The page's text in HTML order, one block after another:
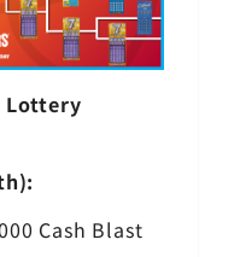
Lottery
Cash Blast